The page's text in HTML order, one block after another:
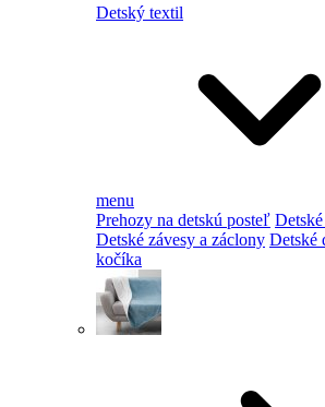
Detský textil
menu
Prehozy na detskú posteľ
Detské závesy a záclony Detské
kočíka